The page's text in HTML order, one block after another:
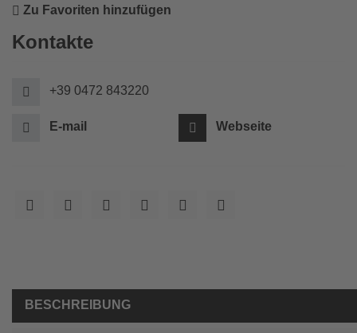
Zu Favoriten hinzufügen
Kontakte
+39 0472 843220
E-mail Webseite
BESCHREIBUNG